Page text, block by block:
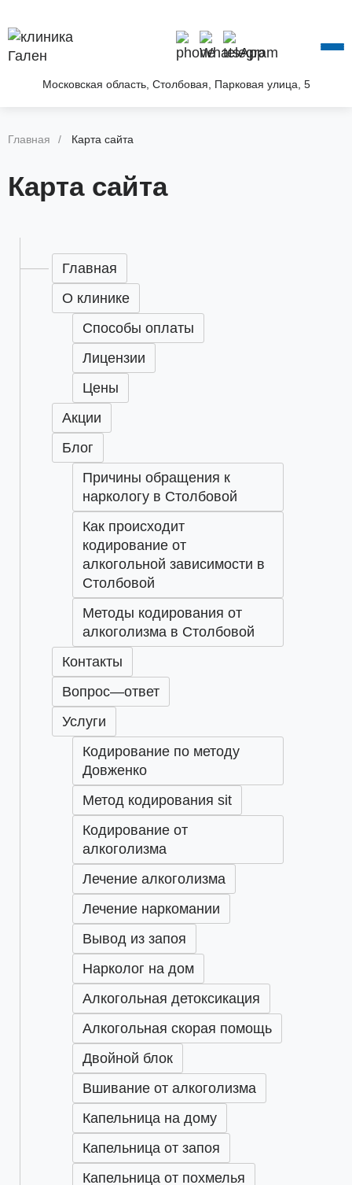
Московская область, Столбовая, Парковая улица, 5
О КЛИНИКЕ
УСЛУГИ
КОНТАКТЫ
Главная Карта сайта
Карта сайта
Главная
О клинике
Способы оплаты
Лицензии
Цены
Акции
Блог
Причины обращения к
наркологу в Столбовой
Как происходит
кодирование от
алкогольной зависимости в
Столбовой
Методы кодирования от
алкоголизма в Столбовой
Контакты
Вопрос—ответ
Услуги
Кодирование по методу
Довженко
Метод кодирования sit
Кодирование от
алкоголизма
Лечение алкоголизма
Лечение наркомании
Вывод из запоя
Нарколог на дом
Алкогольная детоксикация
Алкогольная скорая помощь
Двойной блок
Вшивание от алкоголизма
Капельница на дому
Капельница от запоя
Капельница от похмелья